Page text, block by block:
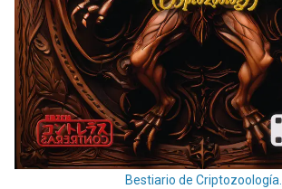
Bestiario de Criptozoología.